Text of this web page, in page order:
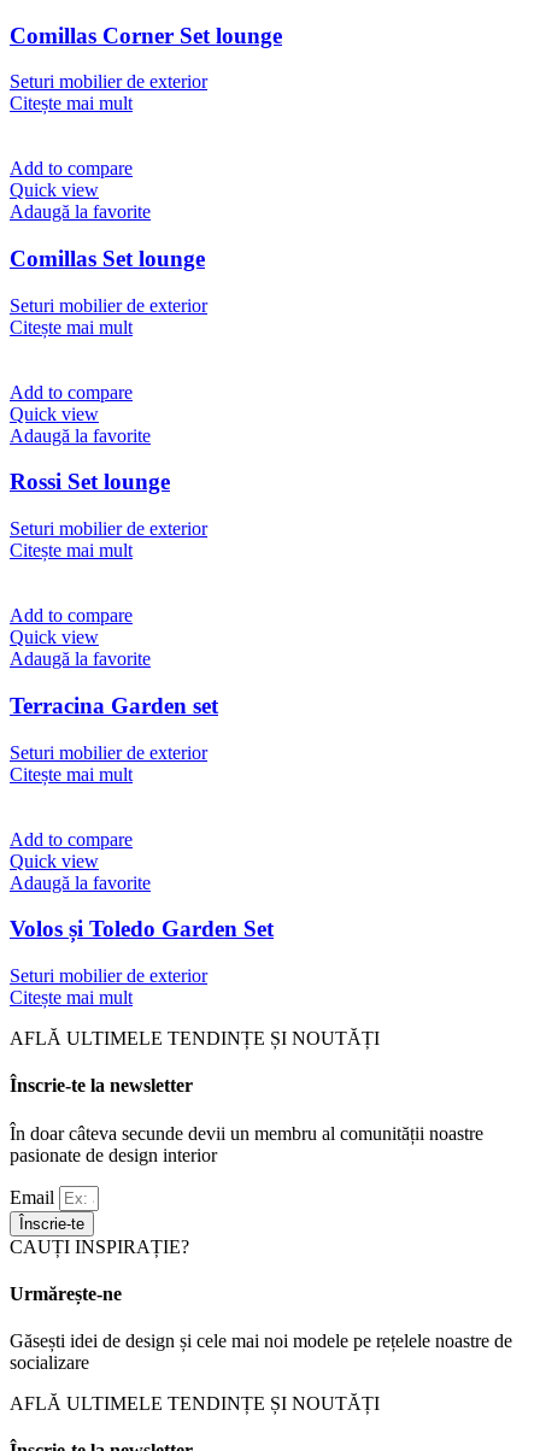
Comillas Corner Set lounge
Seturi mobilier de exterior
Citește mai mult
Add to compare
Quick view
Adaugă la favorite
Comillas Set lounge
Seturi mobilier de exterior
Citește mai mult
Add to compare
Quick view
Adaugă la favorite
Rossi Set lounge
Seturi mobilier de exterior
Citește mai mult
Add to compare
Quick view
Adaugă la favorite
Terracina Garden set
Seturi mobilier de exterior
Citește mai mult
Add to compare
Quick view
Adaugă la favorite
Volos și Toledo Garden Set
Seturi mobilier de exterior
Citește mai mult
AFLĂ ULTIMELE TENDINȚE ȘI NOUTĂȚI
Înscrie-te la newsletter
În doar câteva secunde devii un membru al comunității noastre
pasionate de design interior
Email
Înscrie-te
CAUȚI INSPIRAȚIE?
Urmărește-ne
Găsești idei de design și cele mai noi modele pe rețelele noastre de
socializare
AFLĂ ULTIMELE TENDINȚE ȘI NOUTĂȚI